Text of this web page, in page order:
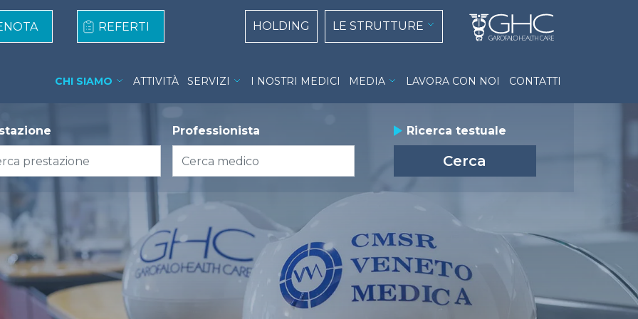
REFERTI
Centri Top navigation
HOLDING LE STRUTTURE
CHI SIAMO ATTIVITÀ SERVIZI I NOSTRI MEDICI MEDIA LAVORA CON NOI CONTATTI
Professionista group_actions
Ricerca testuale